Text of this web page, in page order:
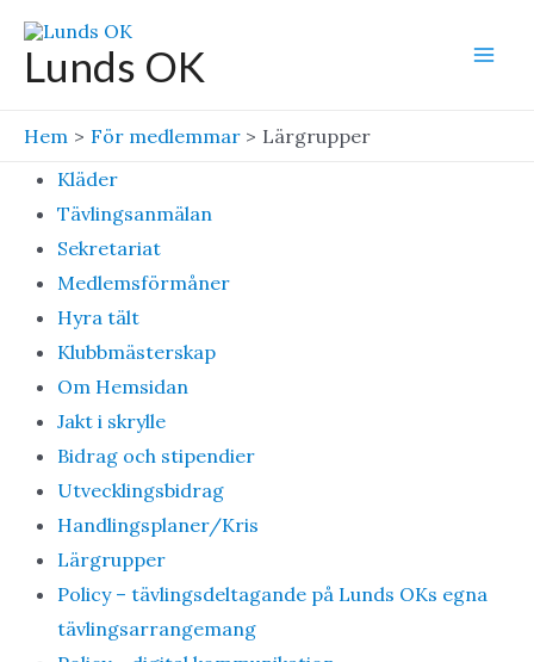
Hoppa
innehåll
Lunds OK
Hem För medlemmar
Lärgrupper
Kläder
Tävlingsanmälan
Sekretariat
Medlemsförmåner
Hyra tält
Klubbmästerskap
Om Hemsidan
Jakt i skrylle
Bidrag och stipendier
Utvecklingsbidrag
Handlingsplaner/Kris
Lärgrupper
Policy – tävlingsdeltagande på Lunds OKs egna
tävlingsarrangemang